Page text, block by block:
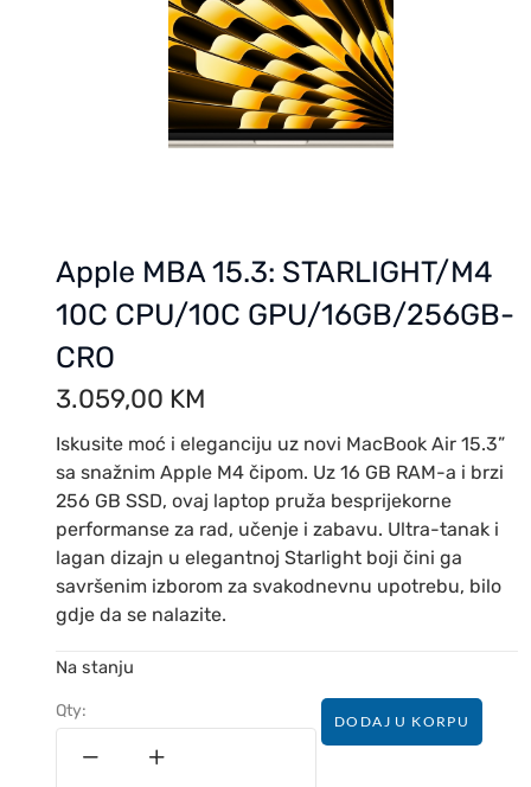
Apple MBA 15.3: STARLIGHT/M4
10C CPU/10C GPU/16GB/256GB-
CRO
3.059,00 KM
Iskusite moć i eleganciju uz novi MacBook Air 15.3”
sa snažnim Apple M4 čipom. Uz 16 GB RAM-a i brzi
256 GB SSD, ovaj laptop pruža besprijekorne
performanse za rad, učenje i zabavu. Ultra-tanak i
lagan dizajn u elegantnoj Starlight boji čini ga
savršenim izborom za svakodnevnu upotrebu, bilo
gdje da se nalazite.
Na stanju
Qty:
DODAJ U KORPU